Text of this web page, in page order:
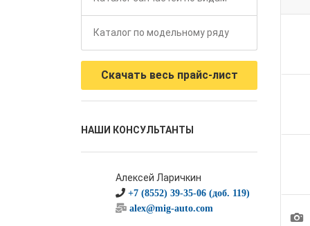
Каталог по модельному ряду
Скачать весь прайс-лист
НАШИ КОНСУЛЬТАНТЫ
Алексей Ларичкин
+7 (8552) 39-35-06 (доб. 119)
alex@mig-auto.com
1